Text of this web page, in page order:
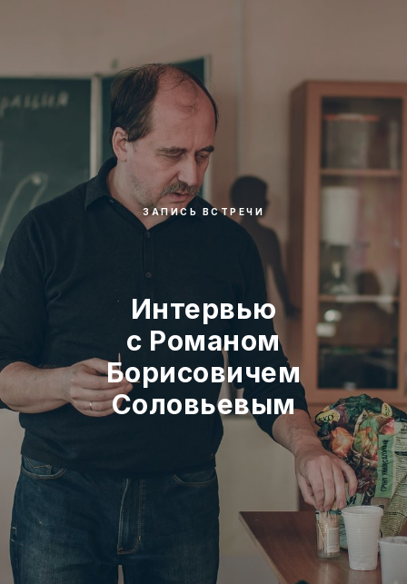
ЗАПИСЬ ВСТРЕЧИ
Интервью
с Романом
Борисовичем
Соловьевым